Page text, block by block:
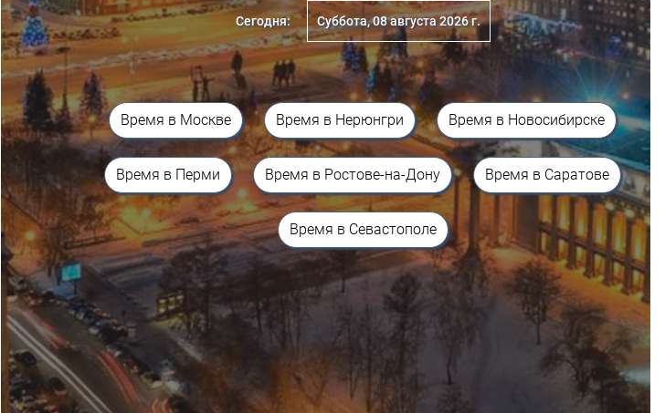
Сегодня: Суббота, 08 августа 2026 г.
Время в Москве Время в Нерюнгри Время в Новосибирске
Время в Перми Время в Ростове-на-Дону Время в Саратове
Время в Севастополе